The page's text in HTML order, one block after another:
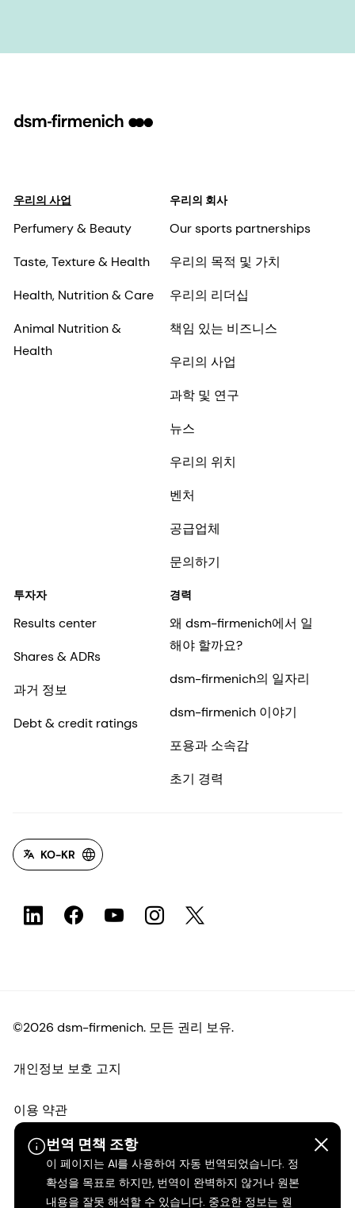
번역 면책 조항
이 페이지는 AI를 사용하여 자동 번역되었습니다. 정
확성을 목표로 하지만, 번역이 완벽하지 않거나 원본
내용을 잘못 해석할 수 있습니다. 중요한 정보는 원
우리의 사업
Perfumery & Beauty
Taste, Texture & Health
Health, Nutrition & Care
Animal Nutrition &
Health
우리의 회사
Our sports partnerships
우리의 목적 및 가치
우리의 리더십
책임 있는 비즈니스
우리의 사업
과학 및 연구
뉴스
우리의 위치
벤처
공급업체
문의하기
투자자
Results center
Shares & ADRs
과거 정보
Debt & credit ratings
경력
왜 dsm-firmenich에서 일
해야 할까요?
dsm-firmenich의 일자리
dsm-firmenich 이야기
포용과 소속감
초기 경력
KO-KR
©2026 dsm-firmenich. 모든 권리 보유.
개인정보 보호 고지
이용 약관
약관
캘리포니아 투명성